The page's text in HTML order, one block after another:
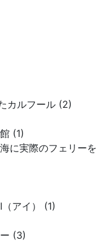
カルフール (2)
(1)
に実際のフェリーを
アイ） (1)
(3)